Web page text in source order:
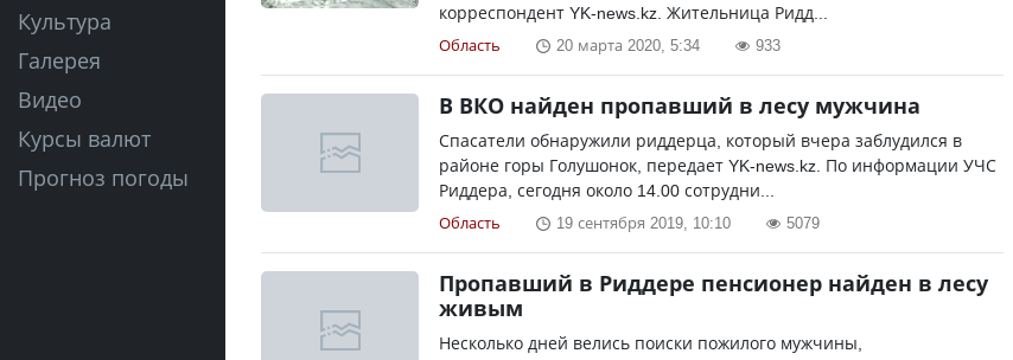
Культура
Галерея
Видео
Курсы валют
Прогноз погоды
корреспондент YK-news.kz. Жительница Ридд...
Область 20 марта 2020, 5:34 933
В ВКО найден пропавший в лесу мужчина
Спасатели обнаружили риддерца, который вчера заблудился в
районе горы Голушонок, передает YK-news.kz. По информации УЧС
Риддера, сегодня около 14.00 сотрудни...
Область 19 сентября 2019, 10:10 5079
Пропавший в Риддере пенсионер найден в лесу
живым
Несколько дней велись поиски пожилого мужчины,